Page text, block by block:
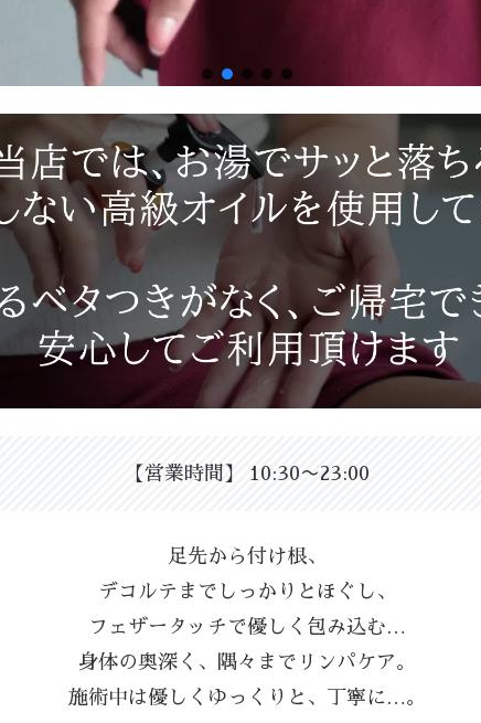
【営業時間】 10:30〜23:00
足先から付け根、
デコルテまでしっかりとほぐし、
フェザータッチで優しく包み込む…
身体の奥深く、隅々までリンパケア。
施術中は優しくゆっくりと、丁寧に…。